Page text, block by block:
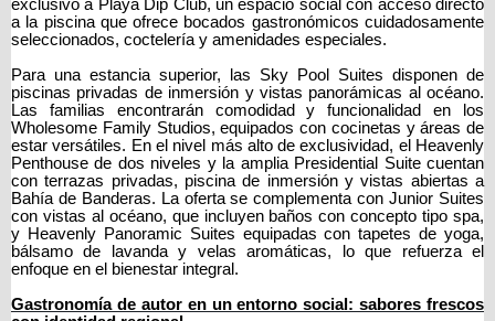
exclusivo a Playa Dip Club, un espacio social con acceso directo
a la piscina que ofrece bocados gastronómicos cuidadosamente
seleccionados, coctelería y amenidades especiales.
Para una estancia superior, las Sky Pool Suites disponen de
piscinas privadas de inmersión y vistas panorámicas al océano.
Las familias encontrarán comodidad y funcionalidad en los
Wholesome Family Studios, equipados con cocinetas y áreas de
estar versátiles. En el nivel más alto de exclusividad, el Heavenly
Penthouse de dos niveles y la amplia Presidential Suite cuentan
con terrazas privadas, piscina de inmersión y vistas abiertas a
Bahía de Banderas. La oferta se complementa con Junior Suites
con vistas al océano, que incluyen baños con concepto tipo spa,
y Heavenly Panoramic Suites equipadas con tapetes de yoga,
bálsamo de lavanda y velas aromáticas, lo que refuerza el
enfoque en el bienestar integral.
Gastronomía de autor en un entorno social: sabores frescos